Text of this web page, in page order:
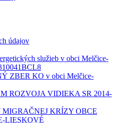
údajov
služieb v obci Melčice-
ZBER KO v obci Melčice-
ROZVOJA VIDIEKA SR 2014-
MIGRAČNEJ KRÍZY OBCE
LIESKOVÉ